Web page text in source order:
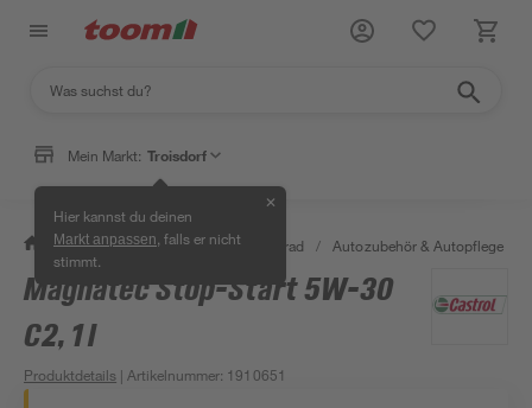
Mein Markt: Troisdorf
Hier kannst du deinen
Markt anpassen , falls er nicht
stimmt.
✕
/ Garten & Freizeit / Auto & Fahrrad / Autozubehör & Autopflege
Magnatec Stop-Start 5W-30
C2, 1 l
Produktdetails | Artikelnummer: 1910651